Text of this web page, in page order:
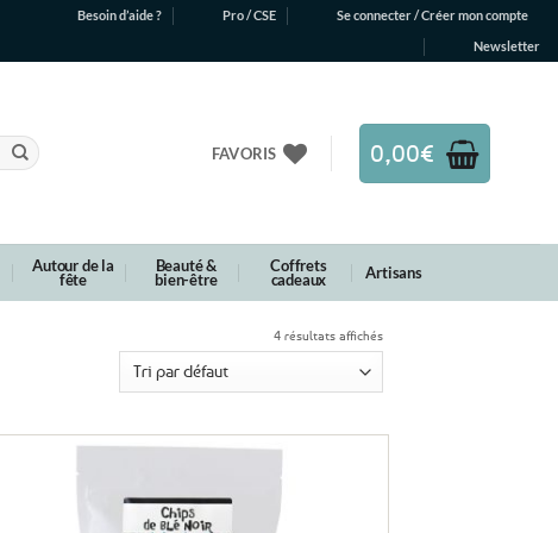
Besoin d’aide ? Pro / CSE
Se connecter / Créer mon compte
Newsletter
FAVORIS 0,00€
Autour de la
fête
Beauté &
bien-être
Coffrets
cadeaux Artisans
4 résultats affichés